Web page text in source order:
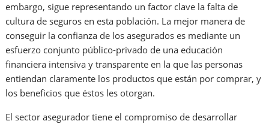
embargo, sigue representando un factor clave la falta de
cultura de seguros en esta población. La mejor manera de
conseguir la confianza de los asegurados es mediante un
esfuerzo conjunto público-privado de una educación
financiera intensiva y transparente en la que las personas
entiendan claramente los productos que están por comprar, y
los beneficios que éstos les otorgan.
El sector asegurador tiene el compromiso de desarrollar